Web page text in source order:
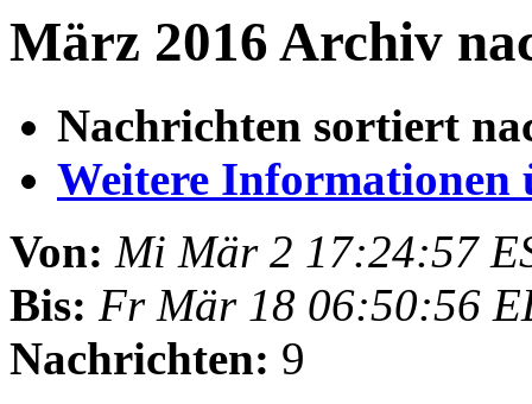
März 2016 Archiv
Nachrichten sortiert
Weitere Informationen
Von: Mi Mär 2 17:24:57
Bis: Fr Mär 18 06:50:56
Nachrichten: 9